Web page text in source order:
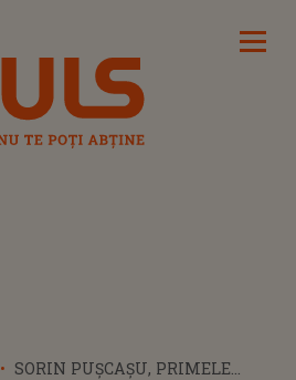
SORIN PUŞCAŞU, PRIMELE